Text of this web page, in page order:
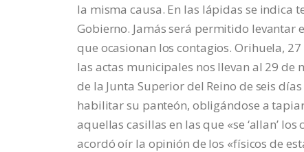
la misma causa. En las lápidas se indica
Gobierno. Jamás será permitido levantar
que ocasionan los contagios. Orihuela,
las actas municipales nos llevan al 29 de
de la Junta Superior del Reino de seis
habilitar su panteón, obligándose a
aquellas casillas en las que «se ‘allan’
acordó oír la opinión de los «físicos de